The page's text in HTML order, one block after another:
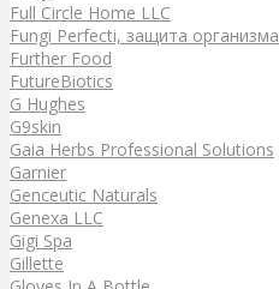
Full Circle Home LLC
Fungi Perfecti, защита организма
Further Food
FutureBiotics
G Hughes
G9skin
Gaia Herbs Professional Solutions
Garnier
Genceutic Naturals
Genexa LLC
Gigi Spa
Gillette